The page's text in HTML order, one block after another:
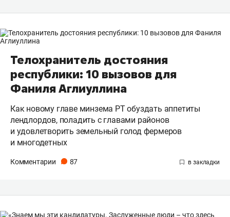
Телохранитель достояния
республики: 10 вызовов для
Фаниля Аглиуллина
Как новому главе минзема РТ обуздать аппетиты
лендлордов, поладить с главами районов
и удовлетворить земельный голод фермеров
и многодетных
Комментарии 87